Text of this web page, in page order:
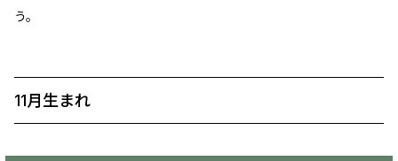
う。
11月生まれ